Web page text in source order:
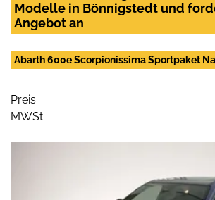
Modelle in Bönnigstedt und
Angebot an
Abarth 600e Scorpionissima Sportpaket
Preis:
MWSt: